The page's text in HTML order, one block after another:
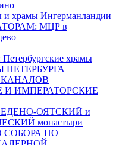
и храмы Ингерманландии
МЦР в
храмы
ИМПЕРАТОРСКИЕ
ОЯТСКИЙ и
монастыри
СОБОРА ПО